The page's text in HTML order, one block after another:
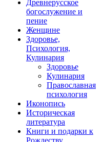
Древнерусское
богослужение и
пение
Женщине
Здоровье,
Психология,
Кулинария
Здоровье
Кулинария
Православная
психология
Иконопись
Историческая
литература
Книги и подарки к
Рождеству